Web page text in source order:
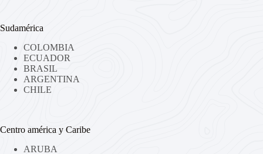
Sudamérica
COLOMBIA
ECUADOR
BRASIL
ARGENTINA
CHILE
Centro américa y Caribe
ARUBA